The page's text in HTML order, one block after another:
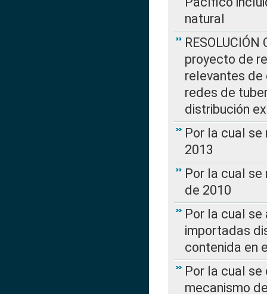
natural
proyecto de
relevantes de
redes de
distribución
Por la cual se
2013
Por la cual se
de 2010
Por la cual
importadas
contenida en
Por la cual se
mecanismo